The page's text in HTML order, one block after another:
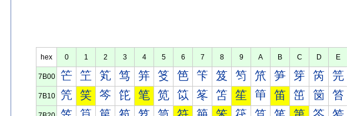
hex 0 1 2 3 4 5 6 7 8 9 A B C D E
7B00 笀 笁 笂 笃 笄 笅 笆 笇 笈 笉 笊 笋 笌 笍 笎
7B10 笐 笑 笒 笓 笔 笕 笖 笗 笘 笙 笚 笛 笜 笝 笞